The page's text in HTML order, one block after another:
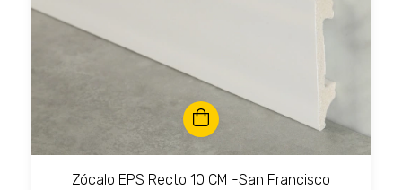
Zócalo EPS Recto 10 CM -San Francisco